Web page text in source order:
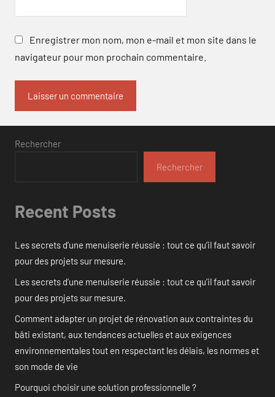
Enregistrer mon nom, mon e-mail et mon site dans le
navigateur pour mon prochain commentaire.
Rechercher
Rechercher
Recent Posts
Les secrets d’une menuiserie réussie : tout ce qu’il faut savoir
pour des projets sur mesure.
Les secrets d’une menuiserie réussie : tout ce qu’il faut savoir
pour des projets sur mesure.
Comment adapter un projet de rénovation aux contraintes du
bâti existant, aux tendances actuelles et aux exigences
environnementales tout en respectant les délais, les normes et
son mode de vie
Pourquoi choisir une solution professionnelle ?